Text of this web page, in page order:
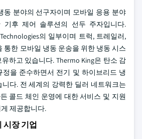
동 분야의 선구자이며 모바일 응용 분야
후 제어 솔루션의 선두 주자입니다.
의 일부이며 트럭, 트레일러,
통한 모바일 냉동 운송을 위한 냉동 시스
하고 있습니다. Thermo King은 탄소 감
을 준수하면서 전기 및 하이브리드 냉
다. 전 세계의 강력한 딜러 네트워크는
콜드 체인 운영에 대한 서비스 및 지원
제공합니다.
시장 기업